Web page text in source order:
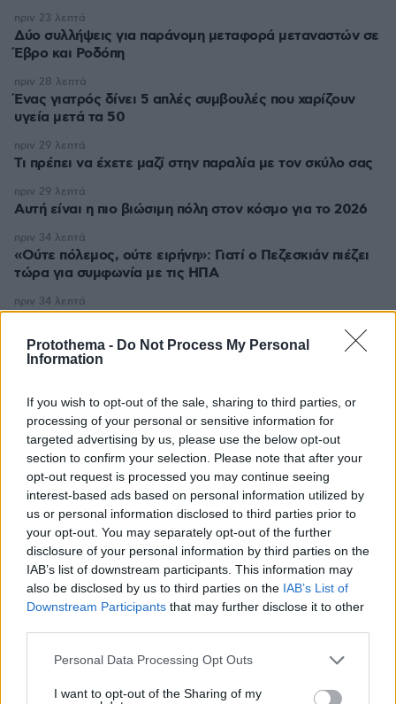
Protothema - Do Not Process My Personal
Information
If you wish to opt-out of the sale, sharing to third parties, or
processing of your personal or sensitive information for
targeted advertising by us, please use the below opt-out
section to confirm your selection. Please note that after your
opt-out request is processed you may continue seeing
interest-based ads based on personal information utilized by
us or personal information disclosed to third parties prior to
your opt-out. You may separately opt-out of the further
disclosure of your personal information by third parties on the
IAB’s list of downstream participants. This information may
also be disclosed by us to third parties on the IAB’s List of
Downstream Participants that may further disclose it to other
Please note that this website/app uses one or more Google
not limited to your visit or usage behaviour. You may click to
Personal Data Processing Opt Outs
I want to opt-out of the Sharing of my
Δύο συλλήψεις για παράνομη μεταφορά μεταναστών σε
Έβρο και Ροδόπη
πριν 23 λεπτά
Ένας γιατρός δίνει 5 απλές συμβουλές που χαρίζουν
υγεία μετά τα 50
πριν 28 λεπτά
Τι πρέπει να έχετε μαζί στην παραλία με τον σκύλο σας
πριν 29 λεπτά
Αυτή είναι η πιο βιώσιμη πόλη στον κόσμο για το 2026
πριν 29 λεπτά
«Ούτε πόλεμος, ούτε ειρήνη»: Γιατί ο Πεζεσκιάν πιέζει
τώρα για συμφωνία με τις ΗΠΑ
πριν 34 λεπτά
πριν 34 λεπτά
Η απογοήτευση της Μπρίτνεϊ Σπίαρς μετά από μπότοξ:
εμπιστευτείς κανέναν
πριν 45 λεπτά
Απαγορεύτηκε η κολύμβηση στο Αρδάνι της Καρπάθου
γιατί εντοπίστηκαν παλιά πυρομαχικά
πριν μία ώρα
ΔΕΙΤΕ ΟΛΕΣ ΤΙΣ ΕΙΔΗΣΕΙΣ
ΤΑ ΠΙΟ ΔΗΜΟΦΙΛΗ